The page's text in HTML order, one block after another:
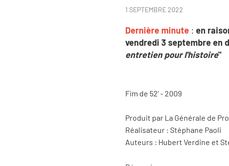
1 SEPTEMBRE 2022
Dernière minute : en
vendredi 3 septembre en
entretien pour l'histoire"
Fim de 52' - 2009
Produit par La Générale de
Réalisateur : Stéphane Paoli
Auteurs : Hubert Verdine et